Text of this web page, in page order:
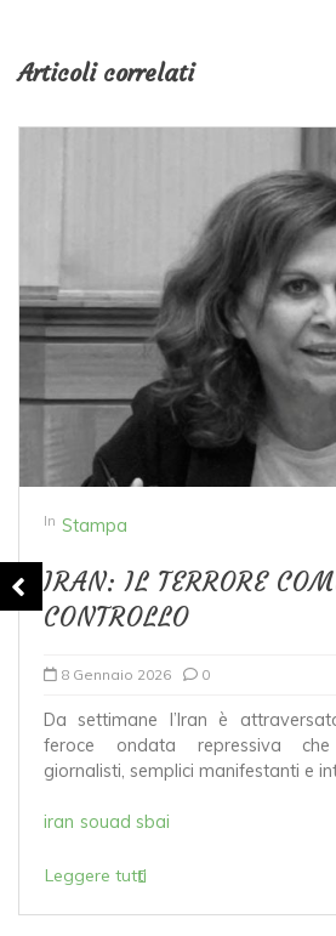
Articoli correlati
In Stampa
IRAN: IL TERRORE
CONTROLLO
8 Gennaio 2026 0
Da settimane l’Iran è
feroce ondata repressiva
giornalisti, semplici manifestanti e
iran souad sbai
Leggere tutti